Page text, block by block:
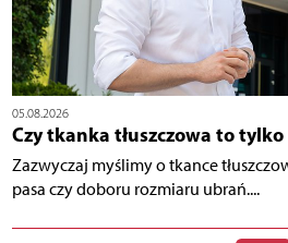
05.08.2026
Czy tkanka tłuszczowa to
Zazwyczaj myślimy o tkance
pasa czy doboru rozmiaru ubrań....